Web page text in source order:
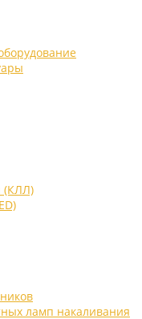
(КЛЛ)
ламп накаливания